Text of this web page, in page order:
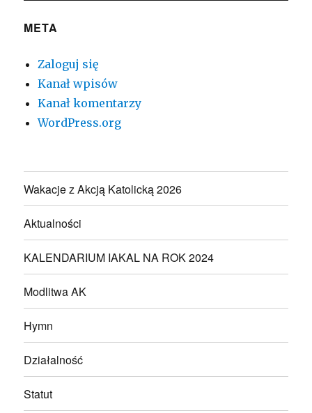
META
Zaloguj się
Kanał wpisów
Kanał komentarzy
WordPress.org
Wakacje z Akcją Katolicką 2026
Aktualności
KALENDARIUM IAKAL NA ROK 2024
Modlitwa AK
Hymn
Działalność
Statut